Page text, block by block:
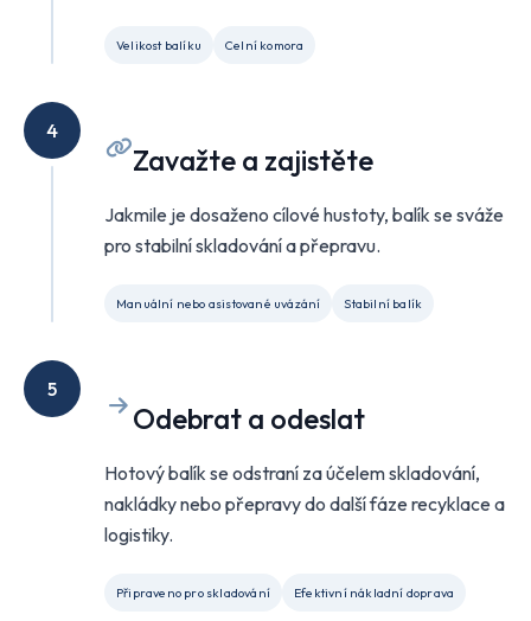
Velikost balíku Celní komora
4
Zavažte a zajistěte
Jakmile je dosaženo cílové hustoty, balík se sváže
pro stabilní skladování a přepravu.
Manuální nebo asistované uvázání Stabilní balík
5
Odebrat a odeslat
Hotový balík se odstraní za účelem skladování,
nakládky nebo přepravy do další fáze recyklace a
logistiky.
Připraveno pro skladování Efektivní nákladní doprava